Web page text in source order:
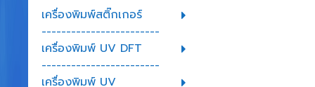
เครื่องพิมพ์สติ๊กเกอร์
------------------------
เครื่องพิมพ์ UV DFT
------------------------
เครื่องพิมพ์ UV